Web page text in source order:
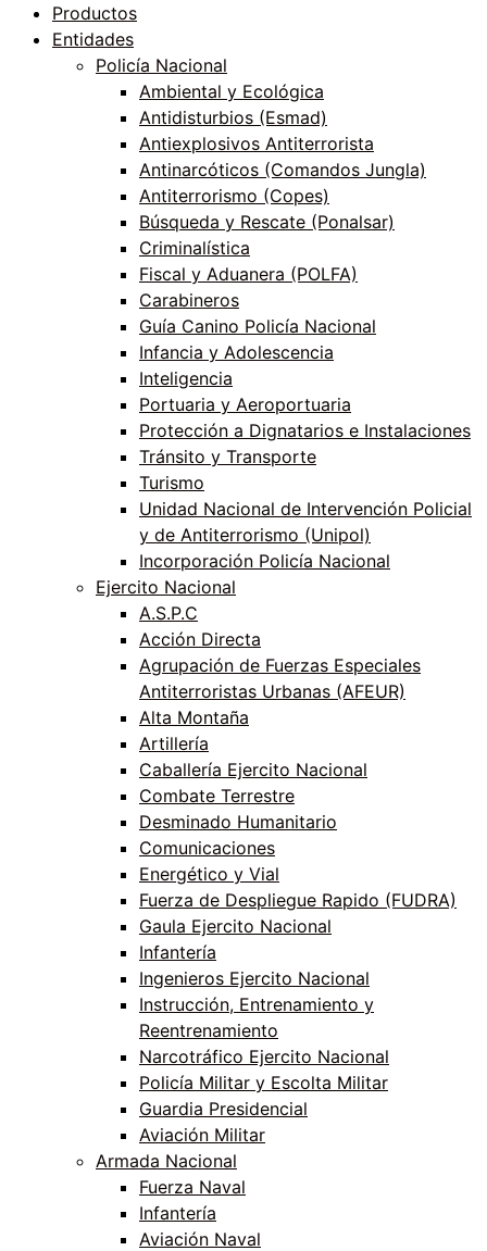
Productos
Entidades
Policía Nacional
Ambiental y Ecológica
Antidisturbios (Esmad)
Antiexplosivos Antiterrorista
Antinarcóticos (Comandos Jungla)
Antiterrorismo (Copes)
Búsqueda y Rescate (Ponalsar)
Criminalística
Fiscal y Aduanera (POLFA)
Carabineros
Guía Canino Policía Nacional
Infancia y Adolescencia
Inteligencia
Portuaria y Aeroportuaria
Protección a Dignatarios e Instalaciones
Tránsito y Transporte
Turismo
Unidad Nacional de Intervención Policial
y de Antiterrorismo (Unipol)
Incorporación Policía Nacional
Ejercito Nacional
A.S.P.C
Acción Directa
Agrupación de Fuerzas Especiales
Antiterroristas Urbanas (AFEUR)
Alta Montaña
Artillería
Caballería Ejercito Nacional
Combate Terrestre
Desminado Humanitario
Comunicaciones
Energético y Vial
Fuerza de Despliegue Rapido (FUDRA)
Gaula Ejercito Nacional
Infantería
Ingenieros Ejercito Nacional
Instrucción, Entrenamiento y
Reentrenamiento
Narcotráfico Ejercito Nacional
Policía Militar y Escolta Militar
Guardia Presidencial
Aviación Militar
Armada Nacional
Fuerza Naval
Infantería
Aviación Naval